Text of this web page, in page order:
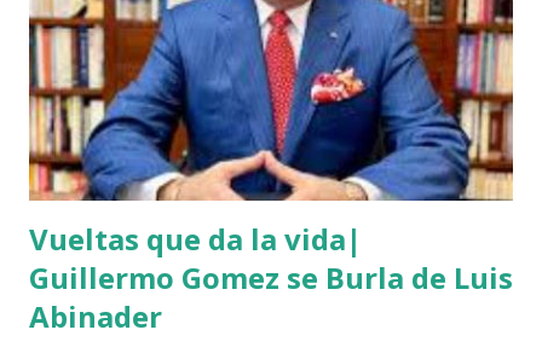
Vueltas que da la vida|
Guillermo Gomez se Burla de Luis
Abinader